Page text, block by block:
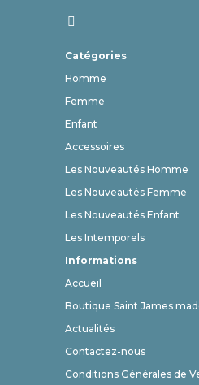
Catégories
Homme
Femme
Enfant
Accessoires
Les Nouveautés Homme
Les Nouveautés Femme
Les Nouveautés Enfant
Les Intemporels
Informations
Accueil
Boutique Saint James
Actualités
Contactez-nous
Conditions Générales de